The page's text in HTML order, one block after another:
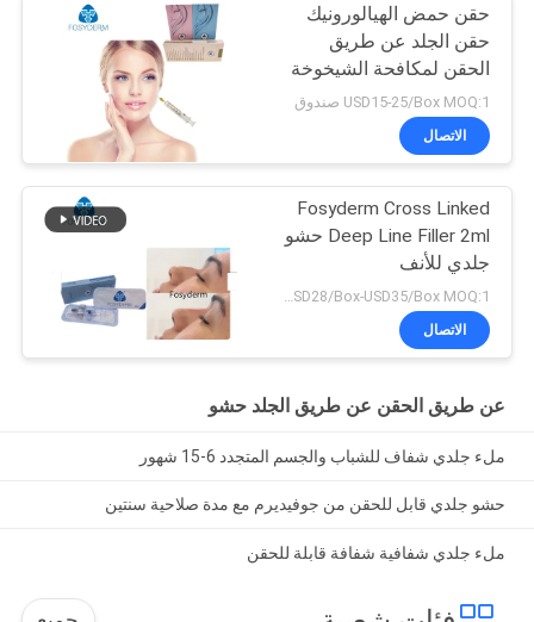
حقن حمض الهيالورونيك
حقن الجلد عن طريق
الحقن لمكافحة الشيخوخة
USD15-25/Box MOQ:1 صندوق
الاتصال
Fosyderm Cross Linked
Deep Line Filler 2ml حشو
جلدي للأنف
الاتصال
عن طريق الحقن عن طريق الجلد حشو
ملء جلدي شفاف للشباب والجسم المتجدد 6-15 شهور
حشو جلدي قابل للحقن من جوفيديرم مع مدة صلاحية سنتين
ملء جلدي شفافية شفافة قابلة للحقن